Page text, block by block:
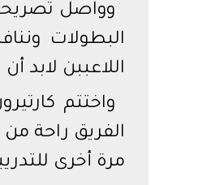
وواصل
البطولات
اللاعببن لابد
واختتم
الفريق راحة
مرة أخرى